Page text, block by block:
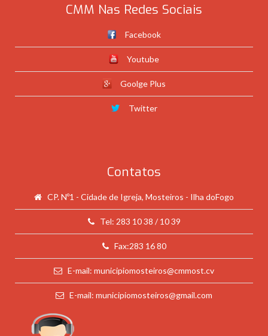
CMM Nas Redes Sociais
Facebook
Youtube
Goolge Plus
Twitter
Contatos
CP. Nº1 - Cidade de Igreja, Mosteiros - Ilha doFogo
Tel: 283 10 38 / 10 39
Fax:283 16 80
E-mail: municipiomosteiros@cmmost.cv
E-mail: municipiomosteiros@gmail.com